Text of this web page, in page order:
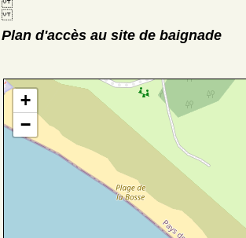
Plan d'accès au site de baignade
+
−